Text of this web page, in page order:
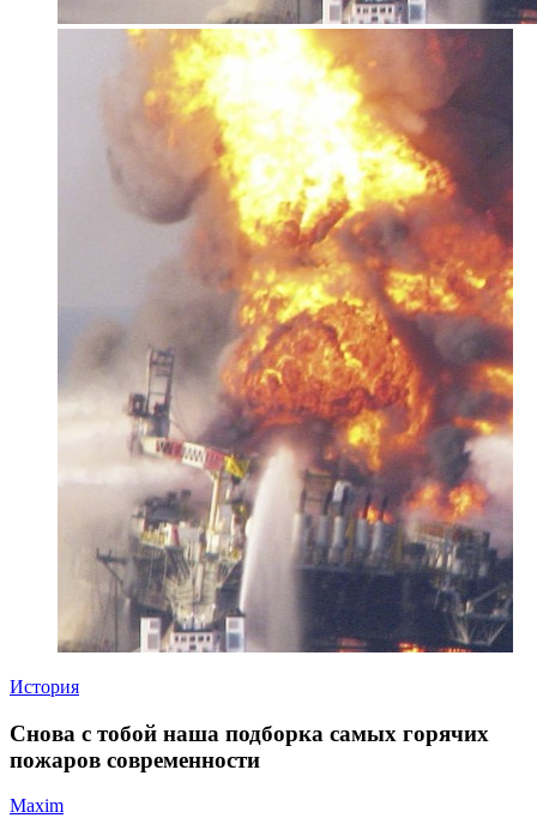
История
Снова с тобой наша подборка самых горячих
пожаров современности
Maxim